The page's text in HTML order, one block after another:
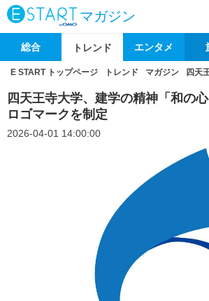
マガジン
総合 トレンド エンタメ
E START トップページ トレンド マガジン 四天
四天王寺大学、建学の精神「和の
ロゴマークを制定
2026-04-01 14:00:00